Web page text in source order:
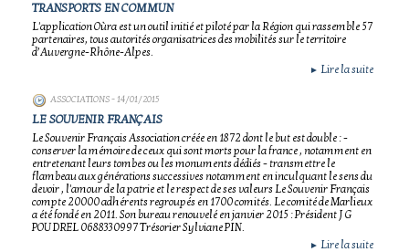
TRANSPORTS EN COMMUN
L'application Oùra est un outil initié et piloté par la Région qui rassemble 57
partenaires, tous autorités organisatrices des mobilités sur le territoire
d’Auvergne-Rhône-Alpes.
► Lire la suite
ASSOCIATIONS- 14/01/2015
LE SOUVENIR FRANÇAIS
Le Souvenir Français Association créée en 1872 dont le but est double : -
conserver la mémoire de ceux qui sont morts pour la france , notamment en
entretenant leurs tombes ou les monuments dédiés - transmettre le
flambeau aux générations successives notamment en inculquant le sens du
devoir , l'amour de la patrie et le respect de ses valeurs Le Souvenir Français
compte 20000 adhérents regroupés en 1700 comités. Le comité de Marlieux
a été fondé en 2011. Son bureau renouvelé en janvier 2015 : Président J G
POUDREL 0688330997 Trésorier Sylviane PIN.
► Lire la suite